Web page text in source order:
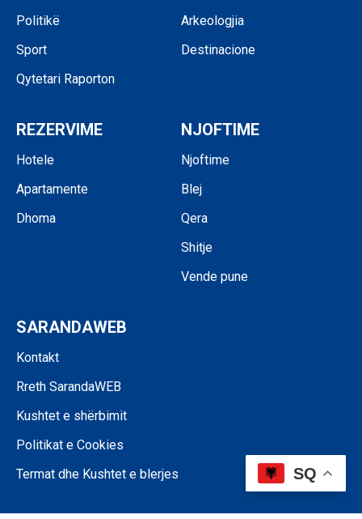
Politikë
Sport
Qytetari Raporton
Arkeologjia
Destinacione
REZERVIME
Hotele
Apartamente
Dhoma
NJOFTIME
Njoftime
Blej
Qera
Shitje
Vende pune
SARANDAWEB
Kontakt
Rreth SarandaWEB
Kushtet e shërbimit
Politikat e Cookies
Termat dhe Kushtet e blerjes
SQ